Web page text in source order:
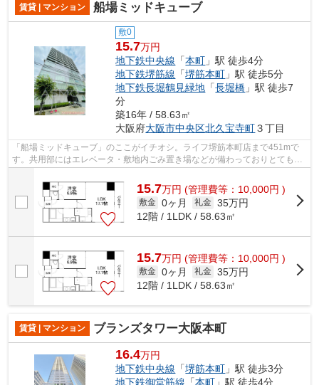
賃貸 | マンション 船場ミッドキューブ
敷0
15.7万円
地下鉄中央線 「本町 」駅 徒歩4分
地下鉄堺筋線 「堺筋本町 」駅 徒歩5分
地下鉄長堀鶴見緑地 「長堀橋 」駅 徒歩7
分
築16年 / 58.63㎡
大阪府大阪市中央区北久宝寺町３丁目
「船場ミッドキューブ」のここがイチオシ。ライフ堺筋本町店まで451mで
す。共用部にはエレベータ・敷地内ごみ置き場などが備わっておりとても充
15.7万円 (管理費等：10,000円 )
敷金 0ヶ月 礼金 35万円
12階 / 1LDK / 58.63㎡
15.7万円 (管理費等：10,000円 )
敷金 0ヶ月 礼金 35万円
12階 / 1LDK / 58.63㎡
賃貸 | マンション ブランズタワー大阪本町
16.4万円
地下鉄中央線 「堺筋本町 」駅 徒歩3分
地下鉄御堂筋線 「本町 」駅 徒歩4分